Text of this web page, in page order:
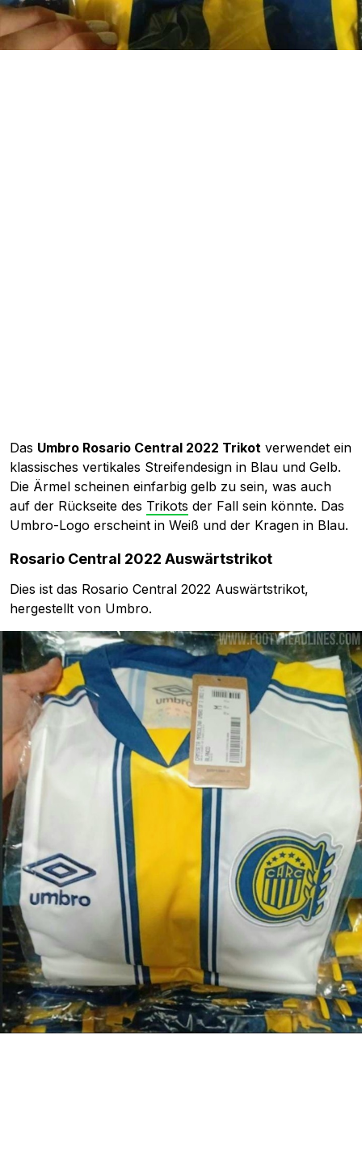
Das Umbro Rosario Central 2022 Trikot verwendet ein
klassisches vertikales Streifendesign in Blau und Gelb.
Die Ärmel scheinen einfarbig gelb zu sein, was auch
auf der Rückseite des Trikots der Fall sein könnte. Das
Umbro-Logo erscheint in Weiß und der Kragen in Blau.
Rosario Central 2022 Auswärtstrikot
Dies ist das Rosario Central 2022 Auswärtstrikot,
hergestellt von Umbro.